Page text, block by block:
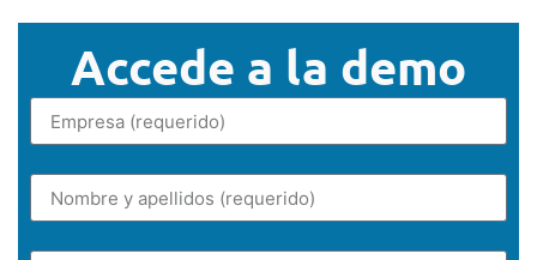
Accede a la demo